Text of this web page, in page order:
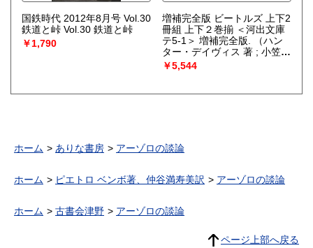
国鉄時代 2012年8月号 Vol.30
鉄道と峠 Vol.30 鉄道と峠
￥1,790
増補完全版 ビートルズ 上下2
冊組 上下２巻揃 ＜河出文庫
テ5-1＞ 増補完全版.
（ハン
ター・デイヴィス 著 ; 小笠原
豊樹 中田耕治 訳）
￥5,544
ホーム ありな書房 アーゾロの談論
ホーム ピエトロ ベンボ著、仲谷満寿美訳 アーゾロの談論
ホーム 古書会津野 アーゾロの談論
ページ上部へ戻る